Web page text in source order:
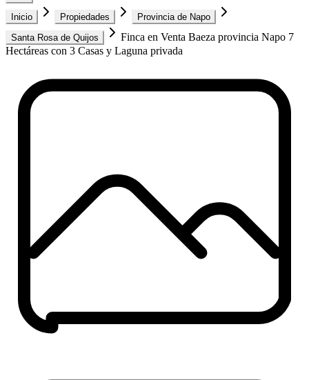
Inicio Propiedades
Provincia de Napo
Santa Rosa de Quijos
Finca en Venta Baeza provincia Napo 7
Hectáreas con 3 Casas y Laguna privada